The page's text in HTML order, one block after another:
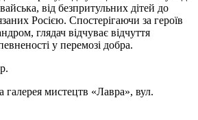
від безпритульних дітей до
Росією. Спостерігаючи за героїв
глядач відчуває відчуття
у перемозі добра.
галерея мистецтв «Лавра», вул.